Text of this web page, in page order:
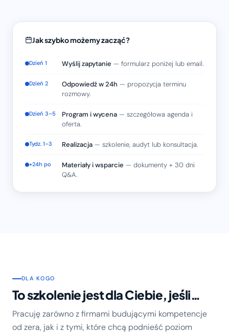
Jak szybko możemy zacząć?
Dzień 1 Wyślij zapytanie — formularz poniżej lub email.
Dzień 2 Odpowiedź w 24h — propozycja terminu
rozmowy.
Dzień 3–5 Program i wycena — szczegółowa agenda i
oferta.
Tydz. 1–3 Realizacja — szkolenie, audyt lub konsultacja.
+24h po Materiały i wsparcie — dokumenty + 30 dni
Q&A.
DLA KOGO
To szkolenie jest dla Ciebie, jeśli…
Pracuję zarówno z firmami budującymi kompetencje
od zera, jak i z tymi, które chcą podnieść poziom